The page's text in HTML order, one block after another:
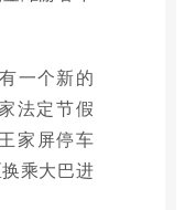
一个新的
法定节假
家屏停车
乘大巴进